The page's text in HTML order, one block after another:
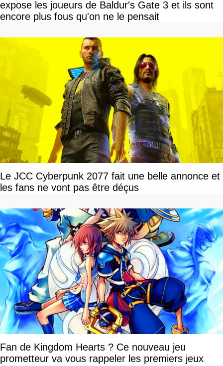
expose les joueurs de Baldur's Gate 3 et ils sont
encore plus fous qu'on ne le pensait
Le JCC Cyberpunk 2077 fait une belle annonce et
les fans ne vont pas être déçus
Fan de Kingdom Hearts ? Ce nouveau jeu
prometteur va vous rappeler les premiers jeux